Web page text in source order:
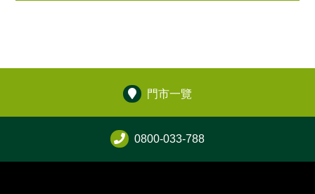
門市一覽
0800-033-788